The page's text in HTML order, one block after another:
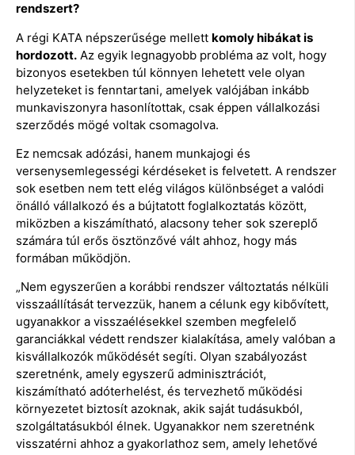
rendszert?
A régi KATA népszerűsége mellett komoly hibákat is
hordozott. Az egyik legnagyobb probléma az volt, hogy
bizonyos esetekben túl könnyen lehetett vele olyan
helyzeteket is fenntartani, amelyek valójában inkább
munkaviszonyra hasonlítottak, csak éppen vállalkozási
szerződés mögé voltak csomagolva.
Ez nemcsak adózási, hanem munkajogi és
versenysemlegességi kérdéseket is felvetett. A rendszer
sok esetben nem tett elég világos különbséget a valódi
önálló vállalkozó és a bújtatott foglalkoztatás között,
miközben a kiszámítható, alacsony teher sok szereplő
számára túl erős ösztönzővé vált ahhoz, hogy más
formában működjön.
„Nem egyszerűen a korábbi rendszer változtatás nélküli
visszaállítását tervezzük, hanem a célunk egy kibővített,
ugyanakkor a visszaélésekkel szemben megfelelő
garanciákkal védett rendszer kialakítása, amely valóban a
kisvállalkozók működését segíti. Olyan szabályozást
szeretnénk, amely egyszerű adminisztrációt,
kiszámítható adóterhelést, és tervezhető működési
környezetet biztosít azoknak, akik saját tudásukból,
szolgáltatásukból élnek. Ugyanakkor nem szeretnénk
visszatérni ahhoz a gyakorlathoz sem, amely lehetővé